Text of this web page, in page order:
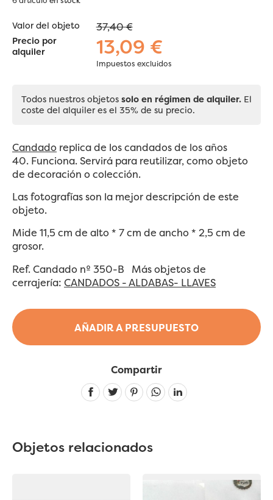
AÑADIR A PRESUPUESTO
Valor del objeto 37,40 €
Precio por
alquiler
13,09 €
Impuestos excluidos
Todos nuestros objetos solo en régimen de alquiler. El
coste del alquiler es el 35% de su precio.
Candado replica de los candados de los años
40. Funciona. Servirá para reutilizar, como objeto
de decoración o colección.
Las fotografías son la mejor descripción de este
objeto.
Mide 11,5 cm de alto * 7 cm de ancho * 2,5 cm de
grosor.
Ref. Candado nº 350-B Más objetos de
cerrajería: CANDADOS - ALDABAS- LLAVES
Compartir
Linkedin
Objetos relacionados